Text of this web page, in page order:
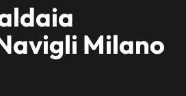
Milano